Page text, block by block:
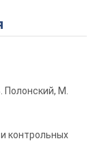
Полонский, М.
контрольных